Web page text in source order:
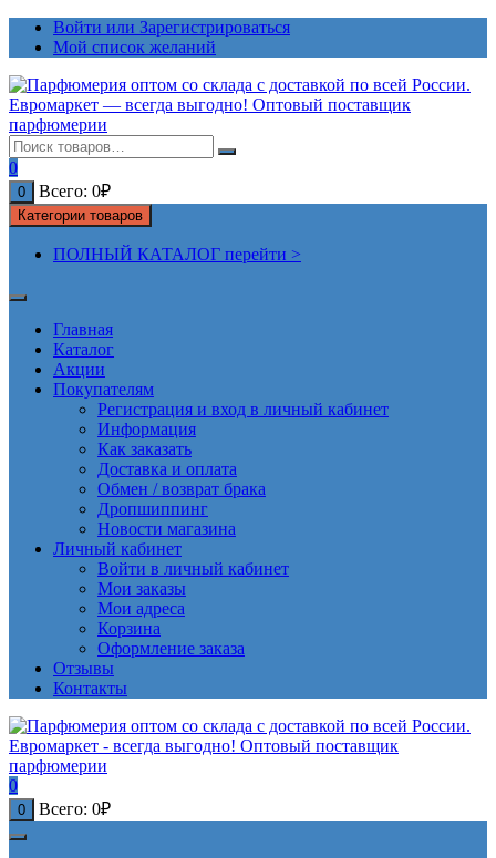
ПерейтиВойти или Зарегистрироваться
Мой список желаний
0
0 Всего: 0₽
Категории товаров
ПОЛНЫЙ КАТАЛОГ перейти >
Главная
Каталог
Акции
Покупателям
Регистрация и вход в личный кабинет
Информация
Как заказать
Доставка и оплата
Обмен / возврат брака
Дропшиппинг
Новости магазина
Личный кабинет
Войти в личный кабинет
Мои заказы
Мои адреса
Корзина
Оформление заказа
Отзывы
Контакты
0
0 Всего: 0₽